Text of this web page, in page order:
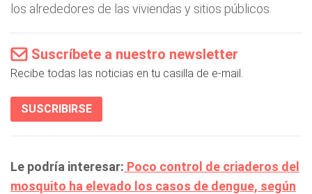
los alrededores de las viviendas y sitios públicos.
Suscríbete a nuestro newsletter
Recibe todas las noticias en tu casilla de e-mail.
SUSCRIBIRSE
Le podría interesar: Poco control de criaderos del
mosquito ha elevado los casos de dengue, según